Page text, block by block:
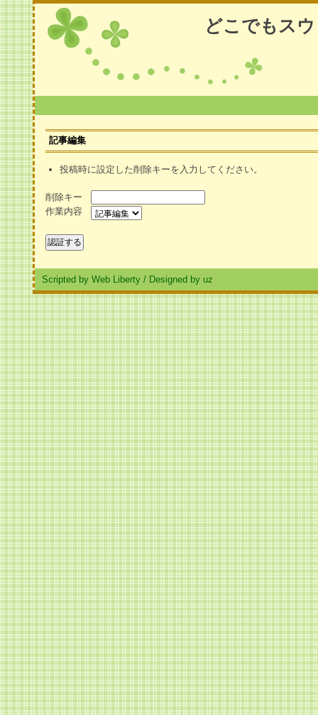
どこでもス
記事編集
投稿時に設定した削除キーを入力してください。
削除キー
作業内容
Scripted by Web Liberty / Designed by uz